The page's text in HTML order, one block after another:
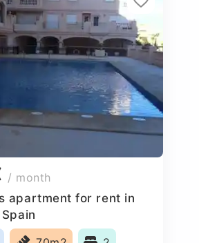
/ month
apartment for rent in